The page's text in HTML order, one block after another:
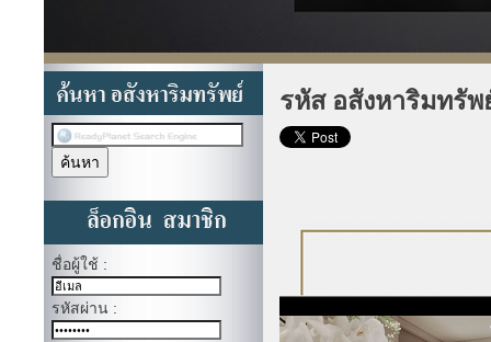
ชื่อผู้ใช้ :
รหัสผ่าน :
รหัส อสังหาริมทรัพ